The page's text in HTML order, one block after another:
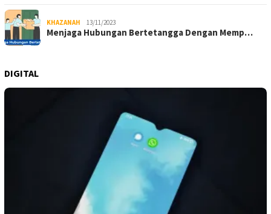
KHAZANAH 13/11/2023
Menjaga Hubungan Bertetangga Dengan Memp…
DIGITAL